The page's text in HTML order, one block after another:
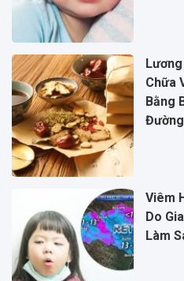
Chữa
Bằng
Đường
Viêm
Do
Làm